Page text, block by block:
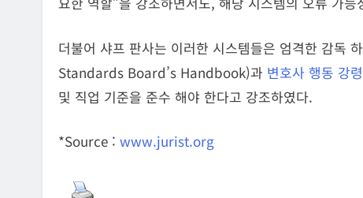
더불어 샤프 판사는 이러한 시스템들은 엄격한 감독
Standards Board’s Handbook)과 변호사 행동 강령
및 직업 기준을 준수 해야 한다고 강조하였다.
*Source : www.jurist.org